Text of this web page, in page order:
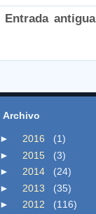
Entrada antigua
Archivo
► 2016
(1)
►
2015
(3)
►
2014
(24)
►
2013
(35)
►
2012
(116)